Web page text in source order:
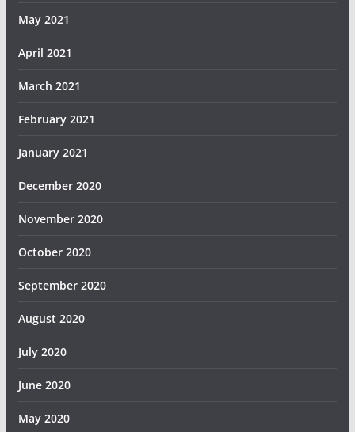
May 2021
April 2021
March 2021
February 2021
January 2021
December 2020
November 2020
October 2020
September 2020
August 2020
July 2020
June 2020
May 2020